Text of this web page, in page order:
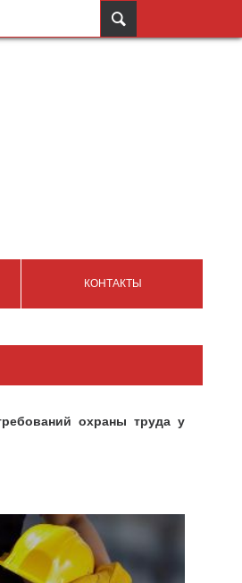
КОНТАКТЫ
охраны труда у